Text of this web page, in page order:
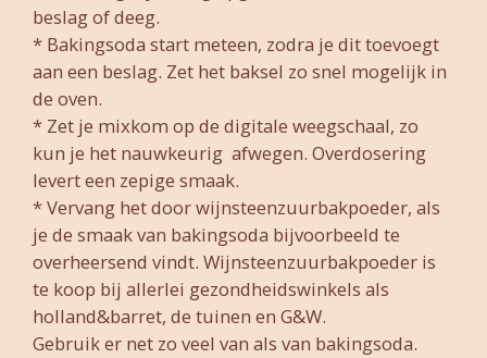
beslag of deeg.
* Bakingsoda start meteen, zodra je dit toevoegt
aan een beslag. Zet het baksel zo snel mogelijk in
de oven.
* Zet je mixkom op de digitale weegschaal, zo
kun je het nauwkeurig afwegen. Overdosering
levert een zepige smaak.
* Vervang het door wijnsteenzuurbakpoeder, als
je de smaak van bakingsoda bijvoorbeeld te
overheersend vindt. Wijnsteenzuurbakpoeder is
te koop bij allerlei gezondheidswinkels als
holland&barret, de tuinen en G&W.
Gebruik er net zo veel van als van bakingsoda.